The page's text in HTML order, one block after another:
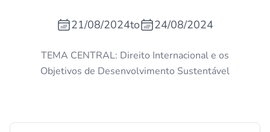
21/08/2024to 24/08/2024
TEMA CENTRAL: Direito Internacional e os
Objetivos de Desenvolvimento Sustentável